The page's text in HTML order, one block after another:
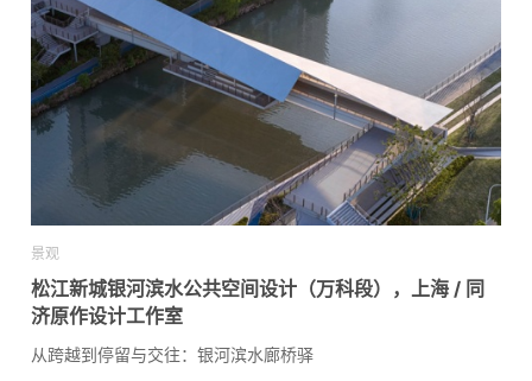
景观
松江新城银河滨水公共空间设计（万科段），上海 / 同
济原作设计工作室
从跨越到停留与交往：银河滨水廊桥驿